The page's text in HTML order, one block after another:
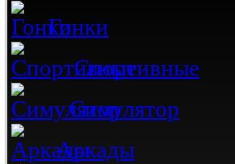
Гонки
Спортивные
Симулятор
Аркады